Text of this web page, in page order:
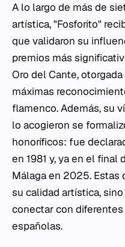
A lo largo de más de
artística, "Fosforito"
que validaron su
premios más
Oro del Cante,
máximas
flamenco. Además, su
lo acogieron se
honoríficos: fue
en 1981 y, ya en el final
Málaga en 2025.
su calidad artística,
conectar con
españolas.